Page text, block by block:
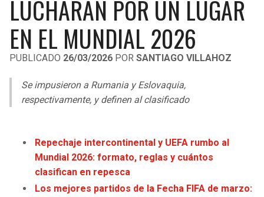
LIGA DE EXPANSIÓN MX
LEAGUES CUP
UEFA EUROPA LEAGUE
UEFA CONFERENCE LEAGUE
MLS
COPA LIBERTADORES
LIGA BETPLAY
OTRAS LIGAS
RAIDERS
CHARGERS
RAVENS
CAVALIERS
PISTONS
PACERS
LUCHARÁN POR UN LUGAR
EN EL MUNDIAL 2026
PUBLICADO 26/03/2026 POR SANTIAGO VILLAHOZ
Se impusieron a Rumania y Eslovaquia,
respectivamente, y definen al clasificado
Repechaje intercontinental y UEFA rumbo al
Mundial 2026: formato, reglas y cuántos
clasifican en repesca
Los mejores partidos de la Fecha FIFA de marzo: